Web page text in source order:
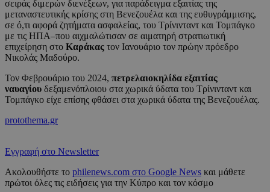
σειράς διμερών διενέξεων, για παράδειγμα εξαιτίας της
μεταναστευτικής κρίσης στη Βενεζουέλα και της ευθυγράμμισης,
σε ό,τι αφορά ζητήματα ασφαλείας, του Τρίνινταντ και Τομπάγκο
με τις ΗΠΑ–που αιχμαλώτισαν σε αιματηρή στρατιωτική
επιχείρηση στο Καράκας τον Ιανουάριο τον πρώην πρόεδρο
Νικολάς Μαδούρο.
Τον Φεβρουάριο του 2024, πετρελαιοκηλίδα εξαιτίας
ναυαγίου δεξαμενόπλοιου στα χωρικά ύδατα του Τρίνινταντ και
Τομπάγκο είχε επίσης φθάσει στα χωρικά ύδατα της Βενεζουέλας.
protothema.gr
Εγγραφή στο Newsletter
Ακολουθήστε το philenews.com στο Google News και μάθετε
πρώτοι όλες τις ειδήσεις για την Κύπρο και τον κόσμο